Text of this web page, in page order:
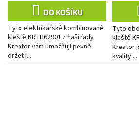
DO KOŠÍKU
Tyto elektrikářské kombinované
kleště KRTH62901 z naší řady
Kreator vám umožňují pevně
držet i...
Tyto
kleště
Kreator
kvality....